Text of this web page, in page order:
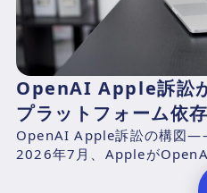
OpenAI Apple訴訟
プラットフォーム依
OpenAI Apple訴訟の構図
2026年7月、Appleが
Appleエンジニアのチャン・